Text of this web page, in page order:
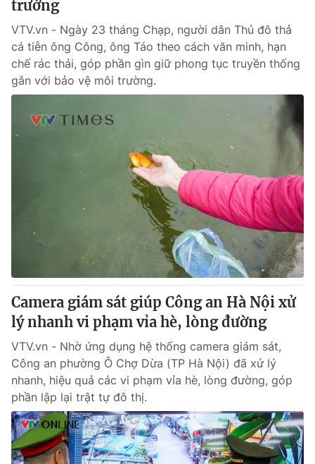
trường
VTV.vn - Ngày 23 tháng Chạp, người dân Thủ đô thả
cá tiễn ông Công, ông Táo theo cách văn minh, hạn
chế rác thải, góp phần gìn giữ phong tục truyền thống
gắn với bảo vệ môi trường.
Camera giám sát giúp Công an Hà Nội xử
lý nhanh vi phạm vỉa hè, lòng đường
VTV.vn - Nhờ ứng dụng hệ thống camera giám sát,
Công an phường Ô Chợ Dừa (TP Hà Nội) đã xử lý
nhanh, hiệu quả các vi phạm vỉa hè, lòng đường, góp
phần lập lại trật tự đô thị.